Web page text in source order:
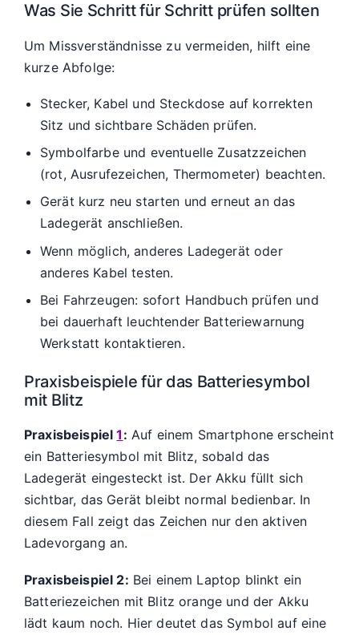
Was Sie Schritt für Schritt prüfen sollten
Um Missverständnisse zu vermeiden, hilft eine
kurze Abfolge:
Stecker, Kabel und Steckdose auf korrekten
Sitz und sichtbare Schäden prüfen.
Symbolfarbe und eventuelle Zusatzzeichen
(rot, Ausrufezeichen, Thermometer) beachten.
Gerät kurz neu starten und erneut an das
Ladegerät anschließen.
Wenn möglich, anderes Ladegerät oder
anderes Kabel testen.
Bei Fahrzeugen: sofort Handbuch prüfen und
bei dauerhaft leuchtender Batteriewarnung
Werkstatt kontaktieren.
Praxisbeispiele für das Batteriesymbol
mit Blitz
Praxisbeispiel1 : Auf einem Smartphone erscheint
ein Batteriesymbol mit Blitz, sobald das
Ladegerät eingesteckt ist. Der Akku füllt sich
sichtbar, das Gerät bleibt normal bedienbar. In
diesem Fall zeigt das Zeichen nur den aktiven
Ladevorgang an.
Praxisbeispiel 2: Bei einem Laptop blinkt ein
Batteriezeichen mit Blitz orange und der Akku
lädt kaum noch. Hier deutet das Symbol auf eine